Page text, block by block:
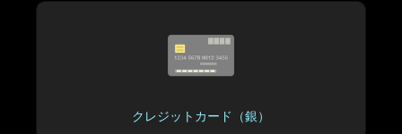
クレジットカード（銀）